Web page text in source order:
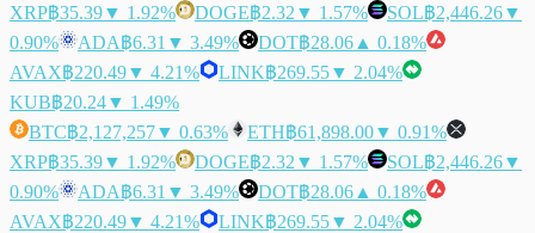
XRP฿35.39▼ 1.92% DOGE฿2.32 ▼ 1.57% SOL฿2,446.26▼
0.90%
ADA฿6.31 ▼ 3.49% DOT฿28.06 ▲ 0.18%
AVAX฿220.49▼ 4.21% LINK฿269.55▼ 2.04%
KUB฿20.24▼ 1.49%
BTC฿2,127,257▼ 0.63% ETH฿61,898.00▼ 0.91%
XRP฿35.39▼ 1.92% DOGE฿2.32 ▼ 1.57% SOL฿2,446.26▼
0.90%
ADA฿6.31 ▼ 3.49% DOT฿28.06 ▲ 0.18%
AVAX฿220.49▼ 4.21% LINK฿269.55▼ 2.04%